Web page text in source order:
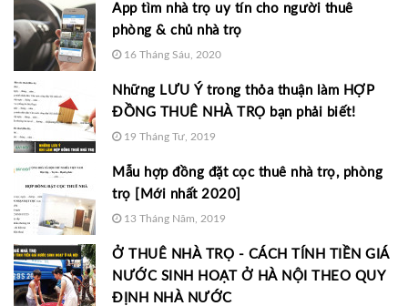
App tìm nhà trọ uy tín cho người thuê
phòng & chủ nhà trọ
16 Tháng Sáu, 2020
Những LƯU Ý trong thỏa thuận làm HỢP
ĐỒNG THUÊ NHÀ TRỌ bạn phải biết!
19 Tháng Tư, 2019
Mẫu hợp đồng đặt cọc thuê nhà trọ, phòng
trọ [Mới nhất 2020]
13 Tháng Năm, 2019
Ở THUÊ NHÀ TRỌ - CÁCH TÍNH TIỀN GIÁ
NƯỚC SINH HOẠT Ở HÀ NỘI THEO QUY
ĐỊNH NHÀ NƯỚC